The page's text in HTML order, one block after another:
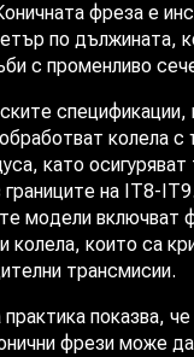
фреза е
по дължината,
с променливо
спецификации,
колела с
като осигуряват
на IT8-IT9.
модели включват
колела, които са
трансмисии.
показва,
фрези може